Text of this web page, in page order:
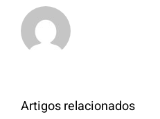
Artigos relacionados